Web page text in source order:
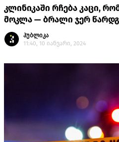
კლინიკაში რჩება კაცი,
მოკლა — ბრალი ჯერ
პუბლიკა
11:40, 10 იანვარი, 2024